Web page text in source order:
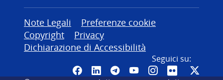
Altre informazioni
Note Legali
Preferenze cookie
Copyright
Privacy
Dichiarazione di Accessibilità
Seguici su:
Pagina Facebook del MEF -
Canale LinkedIn del MEF
Canale Telegram del
Canale YouTube del
CanaleCanale